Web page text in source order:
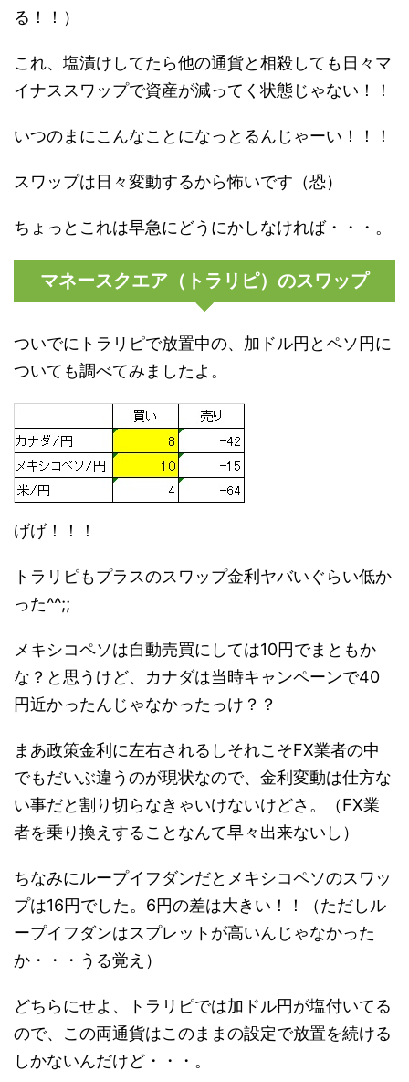
る！！）
これ、塩漬けしてたら他の通貨と相殺しても日々マ
イナススワップで資産が減ってく状態じゃない！！
いつのまにこんなことになっとるんじゃーい！！！
スワップは日々変動するから怖いです（恐）
ちょっとこれは早急にどうにかしなければ・・・。
マネースクエア（トラリピ）のスワップ
ついでにトラリピで放置中の、加ドル円とペソ円に
ついても調べてみましたよ。
げげ！！！
トラリピもプラスのスワップ金利ヤバいぐらい低か
った^^;;
メキシコペソは自動売買にしては10円でまともか
な？と思うけど、カナダは当時キャンペーンで40
円近かったんじゃなかったっけ？？
まあ政策金利に左右されるしそれこそFX業者の中
でもだいぶ違うのが現状なので、金利変動は仕方な
い事だと割り切らなきゃいけないけどさ。（FX業
者を乗り換えすることなんて早々出来ないし）
ちなみにループイフダンだとメキシコペソのスワッ
プは16円でした。6円の差は大きい！！（ただしル
ープイフダンはスプレットが高いんじゃなかった
か・・・うる覚え）
どちらにせよ、トラリピでは加ドル円が塩付いてる
ので、この両通貨はこのままの設定で放置を続ける
しかないんだけど・・・。